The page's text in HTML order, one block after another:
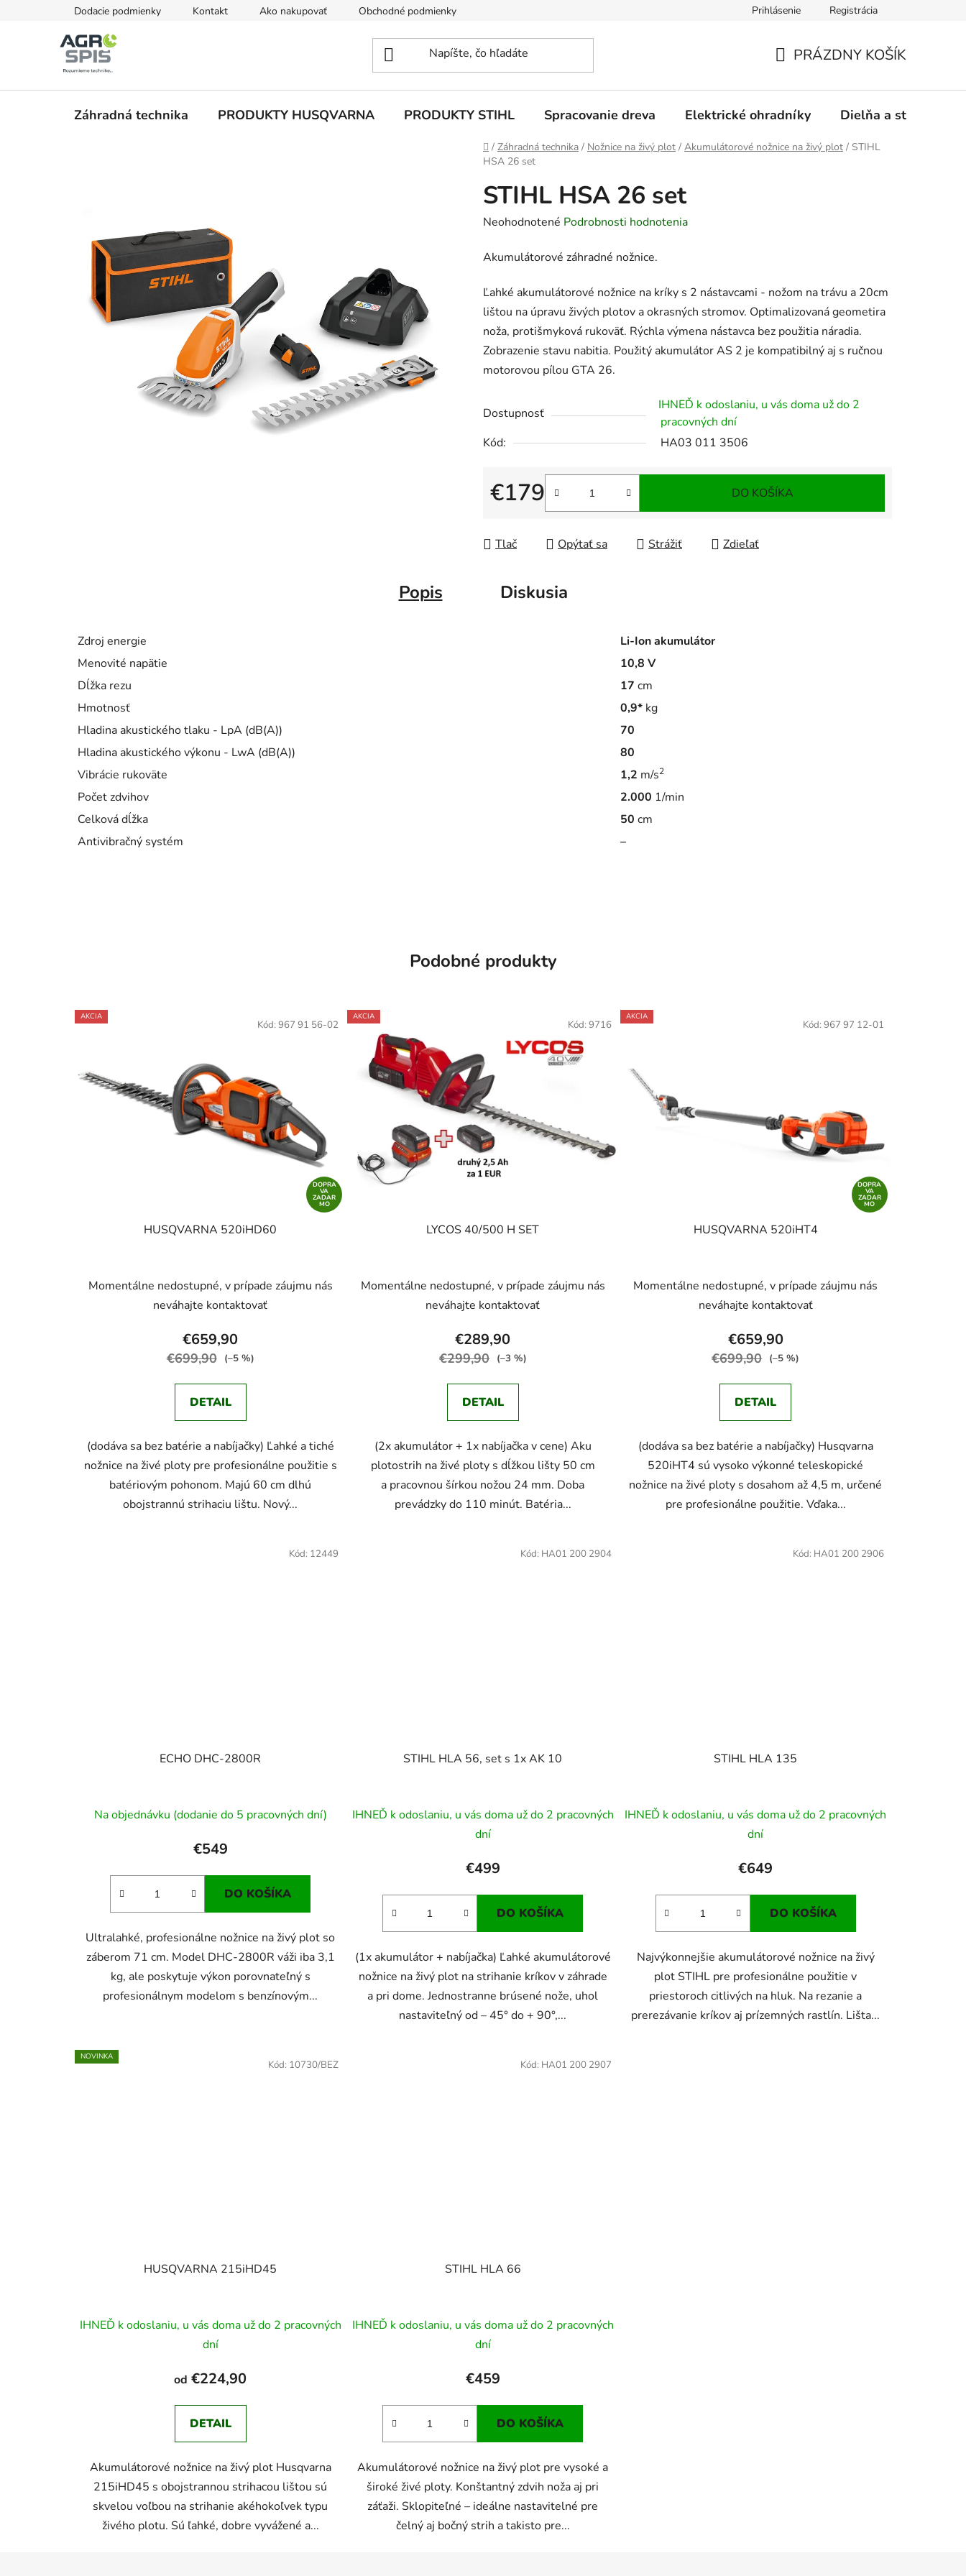
Dodacie podmienky Kontakt Ako nakupovať Obchodné podmienky Zásady používania súborov cookies Záručný a pozáručný servis
Prihlásenie Registrácia
KOŠÍK
PRÁZDNY KOŠÍK
Záhradná technika PRODUKTY HUSQVARNA PRODUKTY STIHL Spracovanie dreva Elektrické ohradníky Dielňa a stavba
Domov
/ Záhradná technika / Nožnice na živý plot / Akumulátorové nožnice na živý plot / STIHL
HSA 26 set
STIHL HSA 26 set
Priemerné
produktu
0,0
z
5
hviezdičiek.
Neohodnotené Podrobnosti hodnotenia
Akumulátorové záhradné nožnice.
Ľahké akumulátorové nožnice na kríky s 2 nástavcami - nožom na trávu a 20cm
lištou na úpravu živých plotov a okrasných stromov. Optimalizovaná geometira
noža, protišmyková rukoväť. Rýchla výmena nástavca bez použitia náradia.
Zobrazenie stavu nabitia. Použitý akumulátor AS 2 je kompatibilný aj s ručnou
motorovou pílou GTA 26.
Dostupnosť
IHNEĎ k odoslaniu, u vás doma už do 2
pracovných dní
Kód:
HA03 011 3506
€179
Jednotková cena:
DO KOŠÍKA
Tlač Opýtať sa Strážiť Zdieľať
Popis Diskusia
Zdroj energie
Li-Ion akumulátor
Menovité napätie
10,8 V
Dĺžka rezu
17 cm
Hmotnosť
0,9* kg
Hladina akustického tlaku - LpA (dB(A))
70
Hladina akustického výkonu - LwA (dB(A))
80
Vibrácie rukoväte
1,2 m/s2
Počet zdvihov 2.000 1/min
Celková dĺžka
50 cm
Antivibračný systém
–
Podobné produkty
AKCIA
DOPRA
VA
ZADAR
MO
HUSQVARNA 520iHD60
Momentálne nedostupné, v prípade záujmu nás
neváhajte kontaktovať
€659,90
€699,90 (–5 %)
DETAIL
(dodáva sa bez batérie a nabíjačky) Ľahké a tiché
nožnice na živé ploty pre profesionálne použitie s
batériovým pohonom. Majú 60 cm dlhú
obojstrannú strihaciu lištu. Nový...
Kód:967 91 56-02
AKCIA
LYCOS 40/500 H SET
Momentálne nedostupné, v prípade záujmu nás
neváhajte kontaktovať
€289,90
€299,90 (–3 %)
DETAIL
(2x akumulátor + 1x nabíjačka v cene) Aku
plotostrih na živé ploty s dĺžkou lišty 50 cm
a pracovnou šírkou nožou 24 mm. Doba
prevádzky do 110 minút. Batéria...
Kód: 9716
AKCIA
DOPRA
VA
ZADAR
MO
HUSQVARNA 520iHT4
Momentálne nedostupné, v prípade záujmu nás
neváhajte kontaktovať
€659,90
€699,90 (–5 %)
DETAIL
(dodáva sa bez batérie a nabíjačky) Husqvarna
520iHT4 sú vysoko výkonné teleskopické
nožnice na živé ploty s dosahom až 4,5 m, určené
pre profesionálne použitie. Vďaka...
Kód: 967 97 12-01
ECHO DHC-2800R
Na objednávku (dodanie do 5 pracovných dní)
€549
DO KOŠÍKA
Ultralahké, profesionálne nožnice na živý plot so
záberom 71 cm. Model DHC-2800R váži iba 3,1
kg, ale poskytuje výkon porovnateľný s
profesionálnym modelom s benzínovým...
Kód: 12449
STIHL HLA 56, set s 1x AK 10
IHNEĎ k odoslaniu, u vás doma už do 2 pracovných
dní
€499
DO KOŠÍKA
(1x akumulátor + nabíjačka) Ľahké akumulátorové
nožnice na živý plot na strihanie kríkov v záhrade
a pri dome. Jednostranne brúsené nože, uhol
nastaviteľný od – 45° do + 90°,...
Kód: HA01 200 2904
STIHL HLA 135
IHNEĎ k odoslaniu, u vás doma už do 2 pracovných
dní
€649
DO KOŠÍKA
Najvýkonnejšie akumulátorové nožnice na živý
plot STIHL pre profesionálne použitie v
priestoroch citlivých na hluk. Na rezanie a
prerezávanie kríkov aj prízemných rastlín. Lišta...
Kód: HA01 200 2906
NOVINKA
HUSQVARNA 215iHD45
IHNEĎ k odoslaniu, u vás doma už do 2 pracovných
dní
od €224,90
DETAIL
Akumulátorové nožnice na živý plot Husqvarna
215iHD45 s obojstrannou strihacou lištou sú
skvelou voľbou na strihanie akéhokoľvek typu
živého plotu. Sú ľahké, dobre vyvážené a...
Kód: 10730/BEZ
STIHL HLA 66
IHNEĎ k odoslaniu, u vás doma už do 2 pracovných
dní
€459
DO KOŠÍKA
Akumulátorové nožnice na živý plot pre vysoké a
široké živé ploty. Konštantný zdvih noža aj pri
záťaži. Sklopiteľné – ideálne nastavitelné pre
čelný aj bočný strih a takisto pre...
Kód: HA01 200 2907